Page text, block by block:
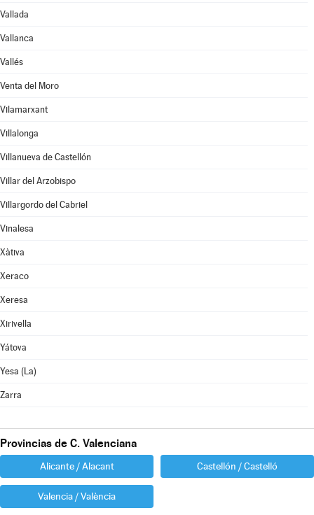
Vallada
Vallanca
Vallés
Venta del Moro
Vilamarxant
Villalonga
Villanueva de Castellón
Villar del Arzobispo
Villargordo del Cabriel
Vinalesa
Xàtiva
Xeraco
Xeresa
Xirivella
Yátova
Yesa (La)
Zarra
Provincias de C. Valenciana
Alicante / Alacant Castellón / Castelló
Valencia / València